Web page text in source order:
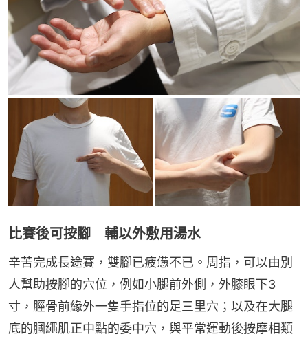
比賽後可按腳 輔以外敷用湯水
辛苦完成長途賽，雙腳已疲憊不已。周指，可以由別
人幫助按腳的穴位，例如小腿前外側，外膝眼下3
寸，脛骨前緣外一隻手指位的足三里穴；以及在大腿
底的膕繩肌正中點的委中穴，與平常運動後按摩相類